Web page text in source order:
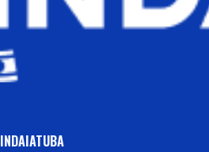
INDAIATUBA